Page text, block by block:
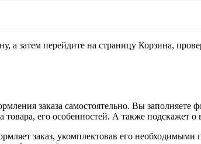
а затем перейдите на страницу Корзина,
заказа самостоятельно. Вы заполняете
его особенностей. А также подскажет
заказ, укомплектовав его